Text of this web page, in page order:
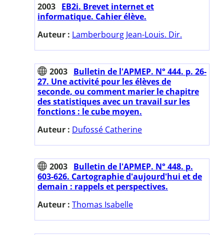
2003 EB2i. Brevet internet et
informatique. Cahier élève.
Auteur : Lamberbourg Jean-Louis. Dir.
2003 Bulletin de l'APMEP. N° 444. p. 26-
27. Une activité pour les élèves de
seconde, ou comment marier le chapitre
des statistiques avec un travail sur les
fonctions : le cube moyen.
Auteur : Dufossé Catherine
2003 Bulletin de l'APMEP. N° 448. p.
603-626. Cartographie d'aujourd'hui et de
demain : rappels et perspectives.
Auteur : Thomas Isabelle